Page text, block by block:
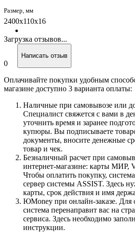
Размер, мм
2400х110х16
Загрузка отзывов...
0
Написать отзыв
Оплачивайте покупки удобным
магазине доступно 3 варианта оплаты:
Наличные при самовывозе или
Специалист свяжется с вами в
уточнить время и заранее
купюры. Вы подписываете
документы, вносите денежные
товар и чек.
Безналичный расчет при
интернет-магазине: карты МИР,
Чтобы оплатить покупку,
сервер системы ASSIST. Здесь
карты, срок действия и имя
ЮMoney при онлайн-заказе. Для
система перенаправит вас на
сервиса. Здесь необходимо
инструкции.